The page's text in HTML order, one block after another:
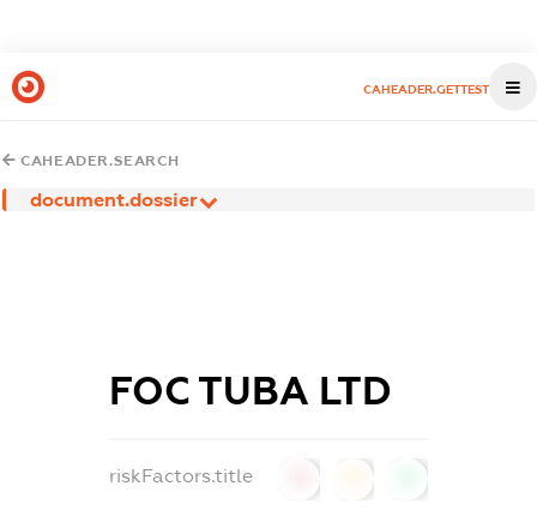
CAHEADER.GETTEST
CAHEADER.SEARCH
document.dossier
FOC TUBA LTD
riskFactors.title